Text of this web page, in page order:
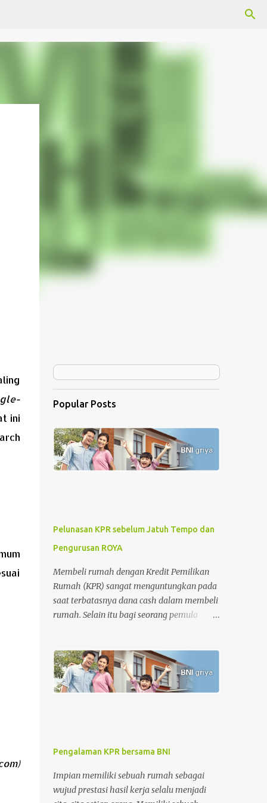
ini
Popular Posts
Pelunasan KPR sebelum Jatuh Tempo dan
Pengurusan ROYA
Membeli rumah dengan Kredit Pemilikan
Rumah (KPR) sangat menguntungkan pada
saat terbatasnya dana cash dalam membeli
rumah. Selain itu bagi seorang pemula
pengurusan surat-surat rumah. Tetapi di sisi
lain, KPR juga memberikan beban pada
nasabah setiap bulannya dimana nasabah
besaran biaya bunga lebih besar dari biaya
pokok KPR itu sendiri. Tahap awal KPR
adalah tahap-tahap melatih kesabaran.
Pengalaman KPR bersama BNI
Impian memiliki sebuah rumah sebagai
wujud prestasi hasil kerja selalu menjadi